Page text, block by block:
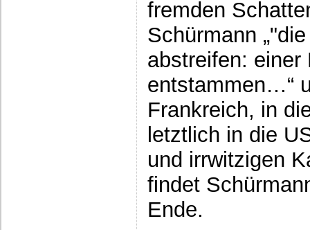
fremden
Schürmann
abstreifen: einer
entstammen…“
Frankreich, in
letztlich in die
und irrwitzigen
findet
Ende.